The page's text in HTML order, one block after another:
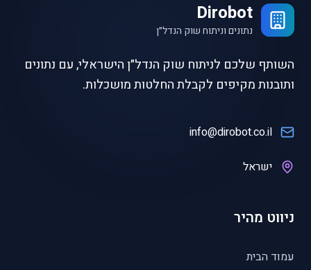
Dirobot
נתונים וניתוח שוק הנדל״ן
השותף שלכם לניתוח שוק הנדל״ן הישראלי, עם נתונים
ותובנות מקיפים לקבלת החלטות מושכלות.
info@dirobot.co.il
ישראל
ניווט מהיר
עמוד הבית